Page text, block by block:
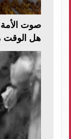
صوت الأمة
هل الوقت